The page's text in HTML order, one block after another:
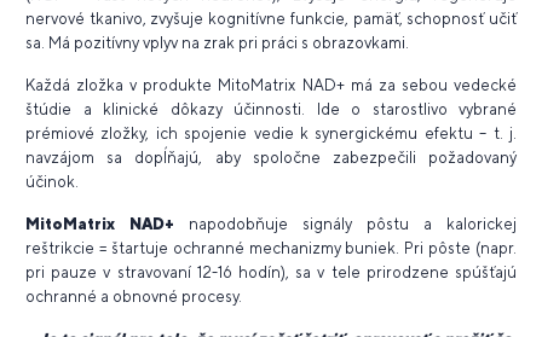
nervové tkanivo, zvyšuje kognitívne funkcie, pamäť, schopnosť učiť
sa. Má pozitívny vplyv na zrak pri práci s obrazovkami.
Každá zložka v produkte MitoMatrix NAD+ má za sebou vedecké
štúdie a klinické dôkazy účinnosti. Ide o starostlivo vybrané
prémiové zložky, ich spojenie vedie k synergickému efektu – t. j.
navzájom sa dopĺňajú, aby spoločne zabezpečili požadovaný
účinok.
MitoMatrix NAD+ napodobňuje signály pôstu a kalorickej
reštrikcie = štartuje ochranné mechanizmy buniek. Pri pôste (napr.
pri pauze v stravovaní 12-16 hodín), sa v tele prirodzene spúšťajú
ochranné a obnovné procesy.